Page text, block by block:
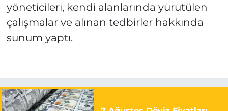
yöneticileri, kendi alanlarında yürütülen
çalışmalar ve alınan tedbirler hakkında
sunum yaptı.